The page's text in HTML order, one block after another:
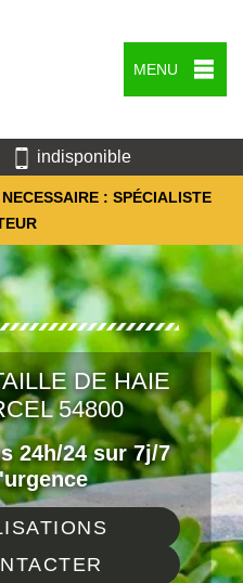
MENU
indisponible
: SPÉCIALISTE
DE HAIE
54800
24h/24 sur 7j/7